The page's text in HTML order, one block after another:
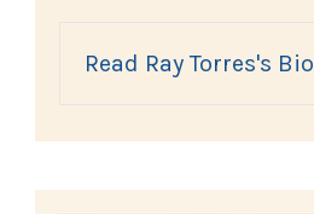
Read Ray Torres's Bio